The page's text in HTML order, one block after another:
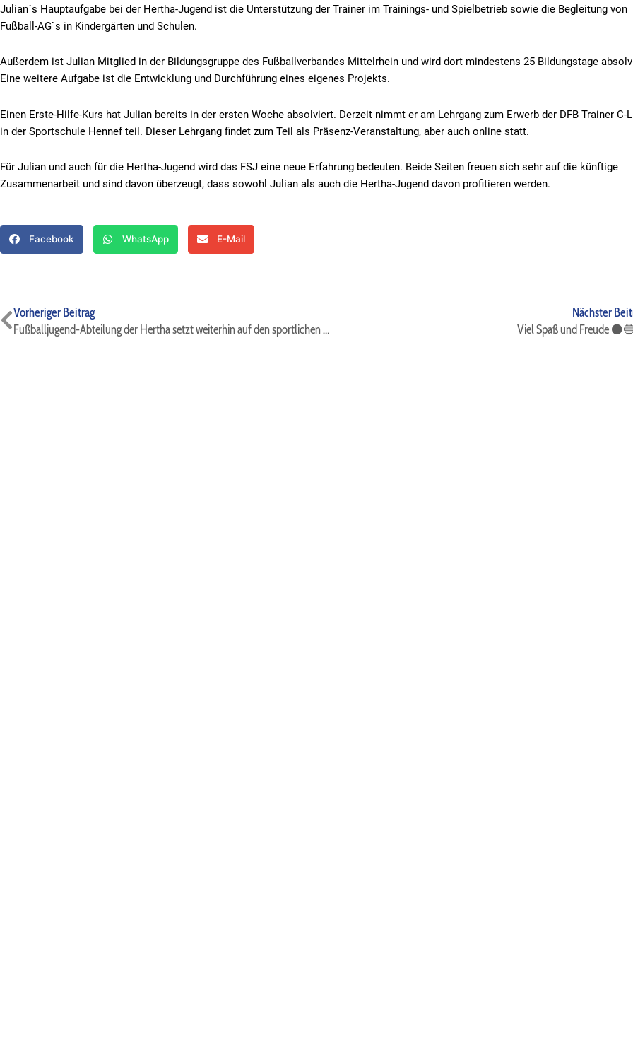
Julian´s Hauptaufgabe bei der Hertha-Jugend ist die Unterstützung der Trainer im Trainings- und Spielbetrieb sowie die Begleitung von
Fußball-AG`s in Kindergärten und Schulen.
Außerdem ist Julian Mitglied in der Bildungsgruppe des Fußballverbandes Mittelrhein und wird dort mindestens 25 Bildungstage
Eine weitere Aufgabe ist die Entwicklung und Durchführung eines eigenes Projekts.
Einen Erste-Hilfe-Kurs hat Julian bereits in der ersten Woche absolviert. Derzeit nimmt er am Lehrgang zum Erwerb der DFB Trainer C-
in der Sportschule Hennef teil. Dieser Lehrgang findet zum Teil als Präsenz-Veranstaltung, aber auch online statt.
Für Julian und auch für die Hertha-Jugend wird das FSJ eine neue Erfahrung bedeuten. Beide Seiten freuen sich sehr auf die künftige
Zusammenarbeit und sind davon überzeugt, dass sowohl Julian als auch die Hertha-Jugend davon profitieren werden.
Facebook WhatsApp E-Mail
Zurück
Vorheriger Beitrag
Fußballjugend-Abteilung der Hertha setzt weiterhin auf den sportlichen Leiter
Nächster
Viel Spaß und Freude